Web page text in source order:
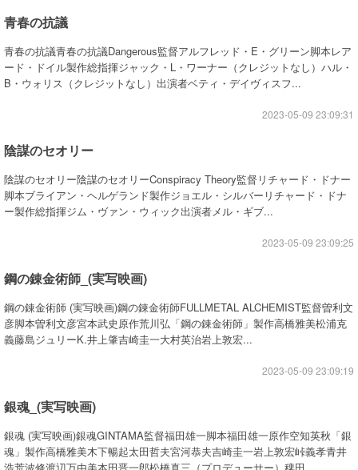
青春の抗議
青春の抗議青春の抗議Dangerous監督アルフレッド・E・グリーン脚本レア
ード・ドイル製作総指揮ジャック・L・ワーナー（クレジットなし）ハル・
B・ウォリス（クレジットなし）出演者ベティ・デイヴィスフ...
2023-05-09 23:09:31
陰謀のセオリー
陰謀のセオリー陰謀のセオリーConspiracy Theory監督リチャード・ドナー
脚本ブライアン・ヘルゲランド製作ジョエル・シルバーリチャード・ドナ
ー製作総指揮ジム・ヴァン・ウィック出演者メル・ギブ...
2023-05-09 23:09:25
鋼の錬金術師_(実写映画)
鋼の錬金術師 (実写映画)鋼の錬金術師FULLMETAL ALCHEMIST監督曽利文
彦脚本曽利文彦宮本武史原作荒川弘「鋼の錬金術師」製作高橋雅美松浦克
義藤島ジュリーK.井上肇吉崎圭一大村英治岩上敦宏...
2023-05-09 23:09:19
銀魂_(実写映画)
銀魂 (実写映画)銀魂GINTAMA監督福田雄一脚本福田雄一原作空知英秋「銀
魂」製作高橋雅美木下暢起太田哲夫宮河恭夫吉崎圭一岩上敦宏峠義孝青井